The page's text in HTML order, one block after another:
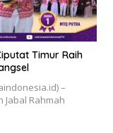
Timur Raih
–
Jabal Rahmah